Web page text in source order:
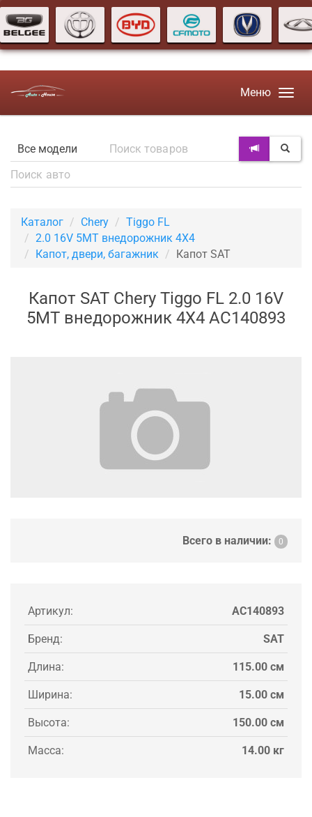
Меню
Каталог Chery
Tiggo FL
2.0 16V 5MT внедорожник 4X4
Капот, двери, багажник
Капот SAT
Капот SAT Chery Tiggo FL 2.0 16V
5MT внедорожник 4X4 AC140893
Всего в наличии: 0
Артикул: AC140893
Бренд: SAT
Длина: 115.00 см
Ширина: 15.00 см
Высота: 150.00 см
Масса: 14.00 кг